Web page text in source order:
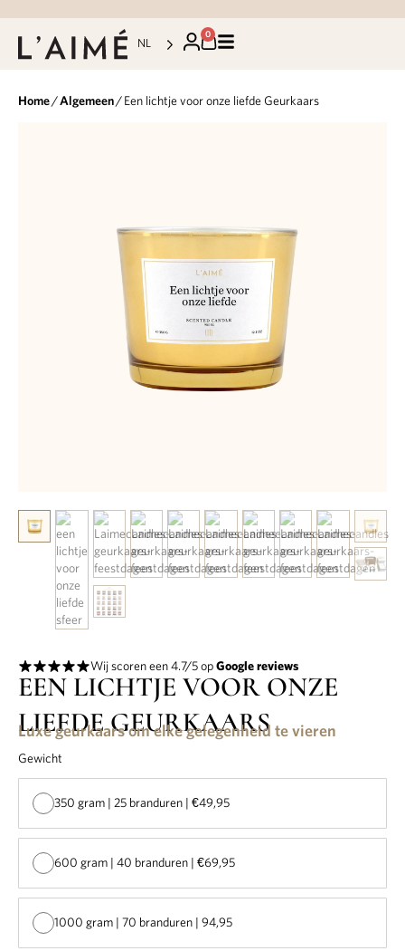
NL
0
Home/Algemeen/ Een lichtje voor onze liefde Geurkaars
Wij scoren een 4.7/5 opGoogle reviews
EEN LICHTJE VOOR ONZE
LIEFDE GEURKAARS
Luxe geurkaars om elke gelegenheid te vieren
Gewicht
350 gram | 25 branduren | €49,95
600 gram | 40 branduren | €69,95
1000 gram | 70 branduren | 94,95